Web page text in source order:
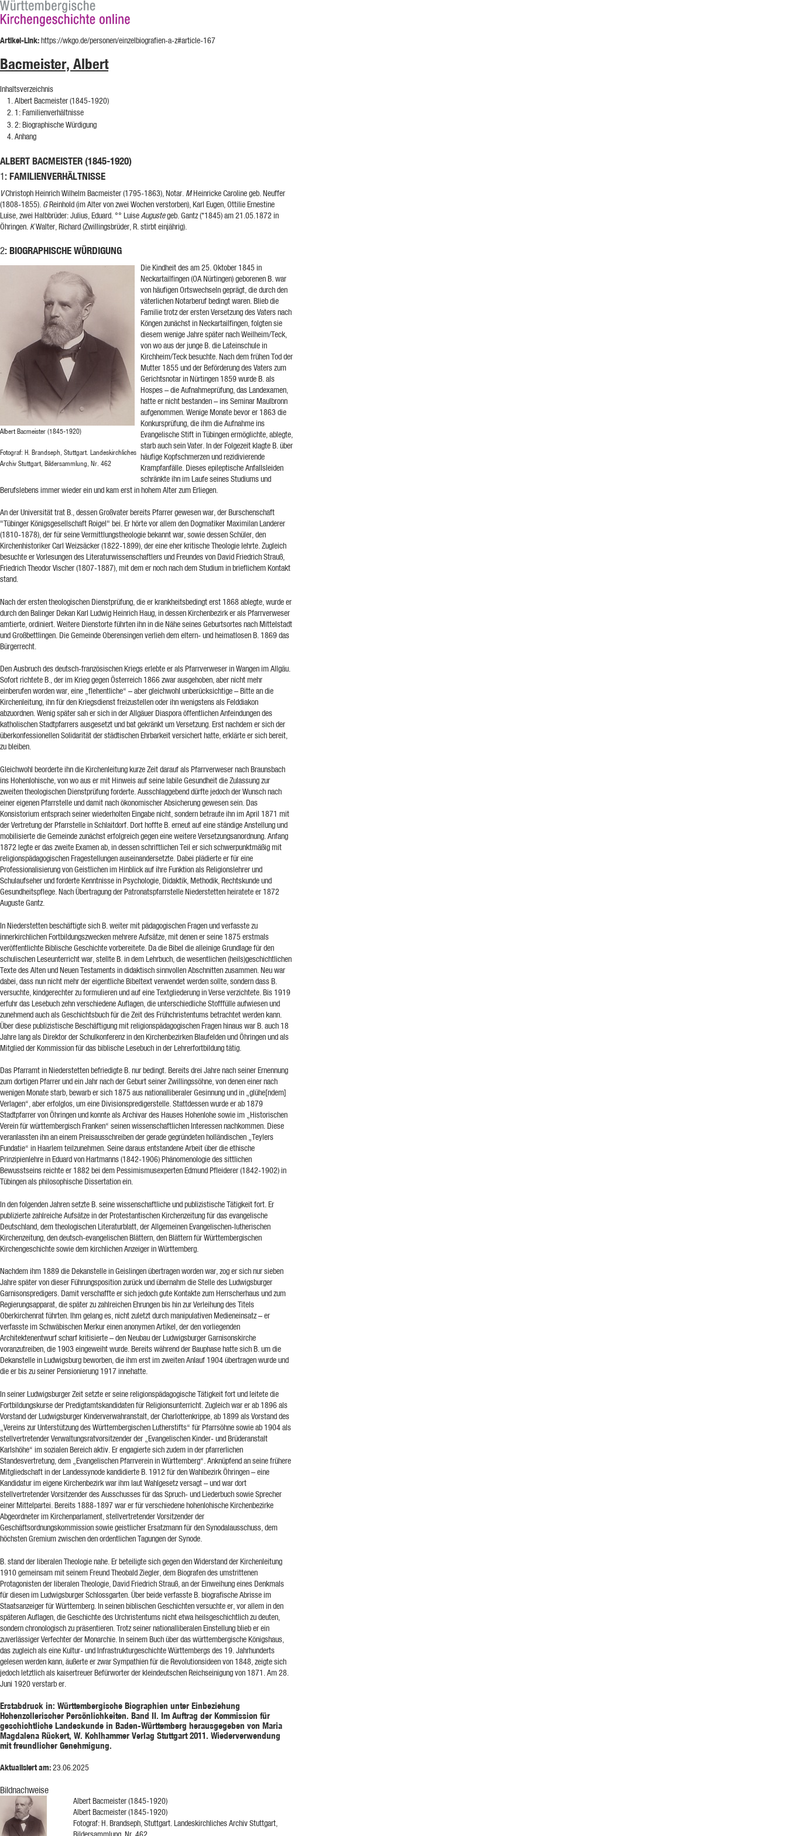
Artikel-Link:https://wkgo.de/personen/einzelbiografien-a-z#article-167
Bacmeister, Albert
Inhaltsverzeichnis
Albert Bacmeister (1845-1920)
1: Familienverhältnisse
2: Biographische Würdigung
Anhang
ALBERT BACMEISTER (1845-1920)
1: FAMILIENVERHÄLTNISSE
VChristoph Heinrich Wilhelm Bacmeister (1795-1863), Notar. MHeinricke Caroline geb. Neuffer
(1808-1855). GReinhold (im Alter von zwei Wochen verstorben), Karl Eugen, Ottilie Ernestine
Luise, zwei Halbbrüder: Julius, Eduard. °° LuiseAugustegeb. Gantz (*1845) am 21.05.1872 in
Öhringen. KWalter, Richard (Zwillingsbrüder, R. stirbt einjährig).
2: BIOGRAPHISCHE WÜRDIGUNG
Albert Bacmeister (1845-1920)
Fotograf: H. Brandseph, Stuttgart. Landeskirchliches
Archiv Stuttgart, Bildersammlung, Nr. 462
Die Kindheit des am 25. Oktober 1845 in
Neckartailfingen (OA Nürtingen) geborenen B. war
von häufigen Ortswechseln geprägt, die durch den
väterlichen Notarberuf bedingt waren. Blieb die
Familie trotz der ersten Versetzung des Vaters nach
Köngen zunächst in Neckartailfingen, folgten sie
diesem wenige Jahre später nach Weilheim/Teck,
von wo aus der junge B. die Lateinschule in
Kirchheim/Teck besuchte. Nach dem frühen Tod der
Mutter 1855 und der Beförderung des Vaters zum
Gerichtsnotar in Nürtingen 1859 wurde B. als
Hospes – die Aufnahmeprüfung, das Landexamen,
hatte er nicht bestanden – ins Seminar Maulbronn
aufgenommen. Wenige Monate bevor er 1863 die
Konkursprüfung, die ihm die Aufnahme ins
Evangelische Stift in Tübingen ermöglichte, ablegte,
starb auch sein Vater. In der Folgezeit klagte B. über
häufige Kopfschmerzen und rezidivierende
Krampfanfälle. Dieses epileptische Anfallsleiden
schränkte ihn im Laufe seines Studiums und
Berufslebens immer wieder ein und kam erst in hohem Alter zum Erliegen.
An der Universität trat B., dessen Großvater bereits Pfarrer gewesen war, der Burschenschaft
"Tübinger Königsgesellschaft Roigel" bei. Er hörte vor allem den Dogmatiker Maximilan Landerer
(1810-1878), der für seine Vermittlungstheologie bekannt war, sowie dessen Schüler, den
Kirchenhistoriker Carl Weizsäcker (1822-1899), der eine eher kritische Theologie lehrte. Zugleich
besuchte er Vorlesungen des Literaturwissenschaftlers und Freundes von David Friedrich Strauß,
Friedrich Theodor Vischer (1807-1887), mit dem er noch nach dem Studium in brieflichem Kontakt
stand.
Nach der ersten theologischen Dienstprüfung, die er krankheitsbedingt erst 1868 ablegte, wurde er
durch den Balinger Dekan Karl Ludwig Heinrich Haug, in dessen Kirchenbezirk er als Pfarrverweser
amtierte, ordiniert. Weitere Dienstorte führten ihn in die Nähe seines Geburtsortes nach Mittelstadt
und Großbettlingen. Die Gemeinde Oberensingen verlieh dem eltern- und heimatlosen B. 1869 das
Bürgerrecht.
Den Ausbruch des deutsch-französischen Kriegs erlebte er als Pfarrverweser in Wangen im Allgäu.
Sofort richtete B., der im Krieg gegen Österreich 1866 zwar ausgehoben, aber nicht mehr
einberufen worden war, eine „flehentliche“ – aber gleichwohl unberücksichtige – Bitte an die
Kirchenleitung, ihn für den Kriegsdienst freizustellen oder ihn wenigstens als Felddiakon
abzuordnen. Wenig später sah er sich in der Allgäuer Diaspora öffentlichen Anfeindungen des
katholischen Stadtpfarrers ausgesetzt und bat gekränkt um Versetzung. Erst nachdem er sich der
überkonfessionellen Solidarität der städtischen Ehrbarkeit versichert hatte, erklärte er sich bereit,
zu bleiben.
Gleichwohl beorderte ihn die Kirchenleitung kurze Zeit darauf als Pfarrverweser nach Braunsbach
ins Hohenlohische, von wo aus er mit Hinweis auf seine labile Gesundheit die Zulassung zur
zweiten theologischen Dienstprüfung forderte. Ausschlaggebend dürfte jedoch der Wunsch nach
einer eigenen Pfarrstelle und damit nach ökonomischer Absicherung gewesen sein. Das
Konsistorium entsprach seiner wiederholten Eingabe nicht, sondern betraute ihn im April 1871 mit
der Vertretung der Pfarrstelle in Schlaitdorf. Dort hoffte B. erneut auf eine ständige Anstellung und
mobilisierte die Gemeinde zunächst erfolgreich gegen eine weitere Versetzungsanordnung. Anfang
1872 legte er das zweite Examen ab, in dessen schriftlichen Teil er sich schwerpunktmäßig mit
religionspädagogischen Fragestellungen auseinandersetzte. Dabei plädierte er für eine
Professionalisierung von Geistlichen im Hinblick auf ihre Funktion als Religionslehrer und
Schulaufseher und forderte Kenntnisse in Psychologie, Didaktik, Methodik, Rechtskunde und
Gesundheitspflege. Nach Übertragung der Patronatspfarrstelle Niederstetten heiratete er 1872
Auguste Gantz.
In Niederstetten beschäftigte sich B. weiter mit pädagogischen Fragen und verfasste zu
innerkirchlichen Fortbildungszwecken mehrere Aufsätze, mit denen er seine 1875 erstmals
veröffentlichte Biblische Geschichte vorbereitete. Da die Bibel die alleinige Grundlage für den
schulischen Leseunterricht war, stellte B. in dem Lehrbuch, die wesentlichen (heils)geschichtlichen
Texte des Alten und Neuen Testaments in didaktisch sinnvollen Abschnitten zusammen. Neu war
dabei, dass nun nicht mehr der eigentliche Bibeltext verwendet werden sollte, sondern dass B.
versuchte, kindgerechter zu formulieren und auf eine Textgliederung in Verse verzichtete. Bis 1919
erfuhr das Lesebuch zehn verschiedene Auflagen, die unterschiedliche Stofffülle aufwiesen und
zunehmend auch als Geschichtsbuch für die Zeit des Frühchristentums betrachtet werden kann.
Über diese publizistische Beschäftigung mit religionspädagogischen Fragen hinaus war B. auch 18
Jahre lang als Direktor der Schulkonferenz in den Kirchenbezirken Blaufelden und Öhringen und als
Mitglied der Kommission für das biblische Lesebuch in der Lehrerfortbildung tätig.
Das Pfarramt in Niederstetten befriedigte B. nur bedingt. Bereits drei Jahre nach seiner Ernennung
zum dortigen Pfarrer und ein Jahr nach der Geburt seiner Zwillingssöhne, von denen einer nach
wenigen Monate starb, bewarb er sich 1875 aus nationalliberaler Gesinnung und in „glühe[ndem]
Verlagen“, aber erfolglos, um eine Divisionspredigerstelle. Stattdessen wurde er ab 1879
Stadtpfarrer von Öhringen und konnte als Archivar des Hauses Hohenlohe sowie im „Historischen
Verein für württembergisch Franken“ seinen wissenschaftlichen Interessen nachkommen. Diese
veranlassten ihn an einem Preisausschreiben der gerade gegründeten holländischen „Teylers
Fundatie“ in Haarlem teilzunehmen. Seine daraus entstandene Arbeit über die ethische
Prinzipienlehre in Eduard von Hartmanns (1842-1906) Phänomenologie des sittlichen
Bewusstseins reichte er 1882 bei dem Pessimismusexperten Edmund Pfleiderer (1842-1902) in
Tübingen als philosophische Dissertation ein.
In den folgenden Jahren setzte B. seine wissenschaftliche und publizistische Tätigkeit fort. Er
publizierte zahlreiche Aufsätze in der Protestantischen Kirchenzeitung für das evangelische
Deutschland, dem theologischen Literaturblatt, der Allgemeinen Evangelischen-lutherischen
Kirchenzeitung, den deutsch-evangelischen Blättern, den Blättern für Württembergischen
Kirchengeschichte sowie dem kirchlichen Anzeiger in Württemberg.
Nachdem ihm 1889 die Dekanstelle in Geislingen übertragen worden war, zog er sich nur sieben
Jahre später von dieser Führungsposition zurück und übernahm die Stelle des Ludwigsburger
Garnisonspredigers. Damit verschaffte er sich jedoch gute Kontakte zum Herrscherhaus und zum
Regierungsapparat, die später zu zahlreichen Ehrungen bis hin zur Verleihung des Titels
Oberkirchenrat führten. Ihm gelang es, nicht zuletzt durch manipulativen Medieneinsatz – er
verfasste im Schwäbischen Merkur einen anonymen Artikel, der den vorliegenden
Architektenentwurf scharf kritisierte – den Neubau der Ludwigsburger Garnisonskirche
voranzutreiben, die 1903 eingeweiht wurde. Bereits während der Bauphase hatte sich B. um die
Dekanstelle in Ludwigsburg beworben, die ihm erst im zweiten Anlauf 1904 übertragen wurde und
die er bis zu seiner Pensionierung 1917 innehatte.
In seiner Ludwigsburger Zeit setzte er seine religionspädagogische Tätigkeit fort und leitete die
Fortbildungskurse der Predigtamtskandidaten für Religionsunterricht. Zugleich war er ab 1896 als
Vorstand der Ludwigsburger Kinderverwahranstalt, der Charlottenkrippe, ab 1899 als Vorstand des
„Vereins zur Unterstützung des Württembergischen Lutherstifts“ für Pfarrsöhne sowie ab 1904 als
stellvertretender Verwaltungsratvorsitzender der „Evangelischen Kinder- und Brüderanstalt
Karlshöhe“ im sozialen Bereich aktiv. Er engagierte sich zudem in der pfarrerlichen
Standesvertretung, dem „Evangelischen Pfarrverein in Württemberg“. Anknüpfend an seine frühere
Mitgliedschaft in der Landessynode kandidierte B. 1912 für den Wahlbezirk Öhringen – eine
Kandidatur im eigene Kirchenbezirk war ihm laut Wahlgesetz versagt – und war dort
stellvertretender Vorsitzender des Ausschusses für das Spruch- und Liederbuch sowie Sprecher
einer Mittelpartei. Bereits 1888-1897 war er für verschiedene hohenlohische Kirchenbezirke
Abgeordneter im Kirchenparlament, stellvertretender Vorsitzender der
Geschäftsordnungskommission sowie geistlicher Ersatzmann für den Synodalausschuss, dem
höchsten Gremium zwischen den ordentlichen Tagungen der Synode.
B. stand der liberalen Theologie nahe. Er beteiligte sich gegen den Widerstand der Kirchenleitung
1910 gemeinsam mit seinem Freund Theobald Ziegler, dem Biografen des umstrittenen
Protagonisten der liberalen Theologie, David Friedrich Strauß, an der Einweihung eines Denkmals
für diesen im Ludwigsburger Schlossgarten. Über beide verfasste B. biografische Abrisse im
Staatsanzeiger für Württemberg. In seinen biblischen Geschichten versuchte er, vor allem in den
späteren Auflagen, die Geschichte des Urchristentums nicht etwa heilsgeschichtlich zu deuten,
sondern chronologisch zu präsentieren. Trotz seiner nationalliberalen Einstellung blieb er ein
zuverlässiger Verfechter der Monarchie. In seinem Buch über das württembergische Königshaus,
das zugleich als eine Kultur- und Infrastrukturgeschichte Württembergs des 19. Jahrhunderts
gelesen werden kann, äußerte er zwar Sympathien für die Revolutionsideen von 1848, zeigte sich
jedoch letztlich als kaisertreuer Befürworter der kleindeutschen Reichseinigung von 1871. Am 28.
Juni 1920 verstarb er.
Erstabdruck in: Württembergische Biographien unter Einbeziehung
Hohenzollerischer Persönlichkeiten. Band II. Im Auftrag der Kommission für
geschichtliche Landeskunde in Baden-Württemberg herausgegeben von Maria
Magdalena Rückert, W. Kohlhammer Verlag Stuttgart 2011. Wiederverwendung
mit freundlicher Genehmigung.
Aktualisiert am:23.06.2025
Bildnachweise
Albert Bacmeister (1845-1920)
Albert Bacmeister (1845-1920)
Fotograf: H. Brandseph, Stuttgart. Landeskirchliches Archiv Stuttgart,